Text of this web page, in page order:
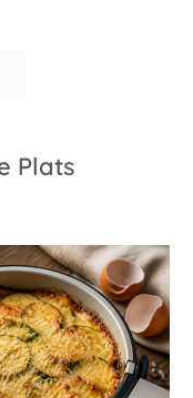
Plats